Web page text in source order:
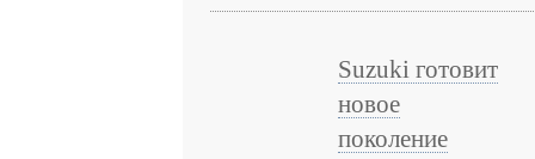
Suzuki готовит
новое
поколение